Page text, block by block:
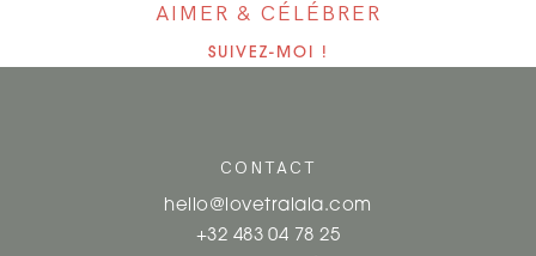
AIMER & CÉLÉBRER
SUIVEZ-MOI !
CONTACT
hello@lovetralala.com
+32 483 04 78 25